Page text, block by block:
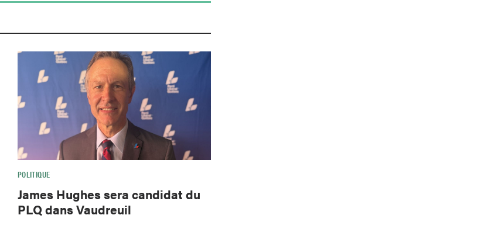
POLITIQUE
James Hughes sera candidat du
PLQ dans Vaudreuil